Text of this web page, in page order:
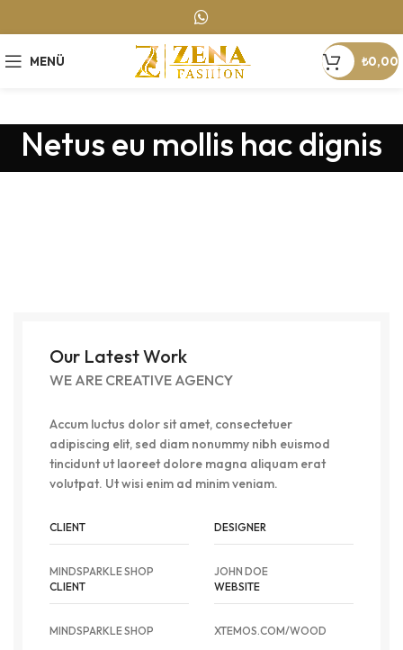
MENÜ ₺0,00
Netus eu mollis hac dignis
Our Latest Work
WE ARE CREATIVE AGENCY
Accum luctus dolor sit amet, consectetuer
adipiscing elit, sed diam nonummy nibh euismod
tincidunt ut laoreet dolore magna aliquam erat
volutpat. Ut wisi enim ad minim veniam.
CLIENT
MINDSPARKLE SHOP
DESIGNER
JOHN DOE
CLIENT
MINDSPARKLE SHOP
WEBSITE
XTEMOS.COM/WOOD